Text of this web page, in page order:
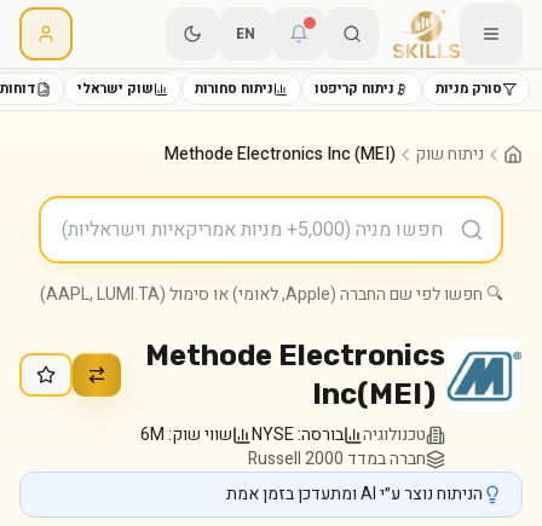
EN
סורק מניות ניתוח קריפטו ניתוח סחורות שוק ישראלי
ניתוח שוק Methode Electronics Inc (MEI)
🔍 חפשו לפי שם החברה (Apple, לאומי) או סימול (AAPL, LUMI.TA)
Methode Electronics
Inc(MEI)
טכנולוגיה בורסה:NYSE שווי שוק:6M
חברה במדד Russell 2000
הניתוח נוצר ע״י AI ומתעדכן בזמן אמת